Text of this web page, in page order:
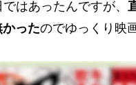
はあったんですが、
ったのでゆっくり映